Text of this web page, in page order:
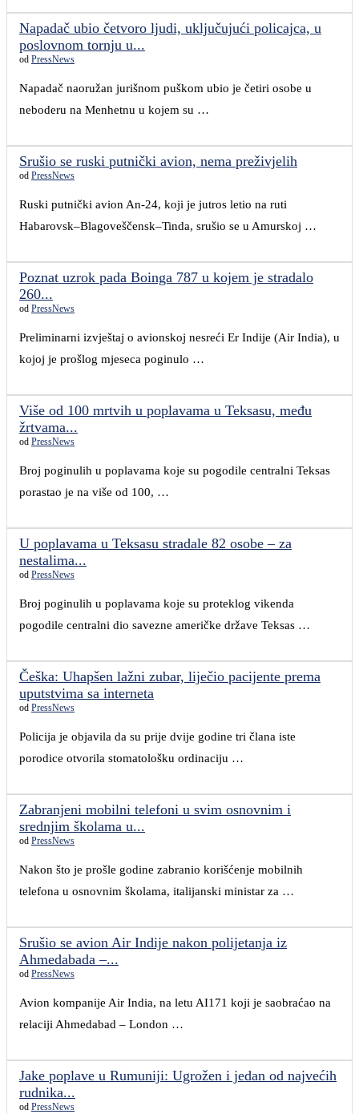
Napadač ubio četvoro ljudi, uključujući policajca, u
poslovnom tornju u...
od PressNews
Napadač naoružan jurišnom puškom ubio je četiri osobe u
neboderu na Menhetnu u kojem su …
Srušio se ruski putnički avion, nema preživjelih
od PressNews
Ruski putnički avion An-24, koji je jutros letio na ruti
Habarovsk–Blagoveščensk–Tinda, srušio se u Amurskoj …
Poznat uzrok pada Boinga 787 u kojem je stradalo
260...
od PressNews
Preliminarni izvještaj o avionskoj nesreći Er Indije (Air India), u
kojoj je prošlog mjeseca poginulo …
Više od 100 mrtvih u poplavama u Teksasu, među
žrtvama...
od PressNews
Broj poginulih u poplavama koje su pogodile centralni Teksas
porastao je na više od 100, …
U poplavama u Teksasu stradale 82 osobe – za
nestalima...
od PressNews
Broj poginulih u poplavama koje su proteklog vikenda
pogodile centralni dio savezne američke države Teksas …
Češka: Uhapšen lažni zubar, liječio pacijente prema
uputstvima sa interneta
od PressNews
Policija je objavila da su prije dvije godine tri člana iste
porodice otvorila stomatološku ordinaciju …
Zabranjeni mobilni telefoni u svim osnovnim i
srednjim školama u...
od PressNews
Nakon što je prošle godine zabranio korišćenje mobilnih
telefona u osnovnim školama, italijanski ministar za …
Srušio se avion Air Indije nakon polijetanja iz
Ahmedabada –...
od PressNews
Avion kompanije Air India, na letu AI171 koji je saobraćao na
relaciji Ahmedabad – London …
Jake poplave u Rumuniji: Ugrožen i jedan od najvećih
rudnika...
od PressNews